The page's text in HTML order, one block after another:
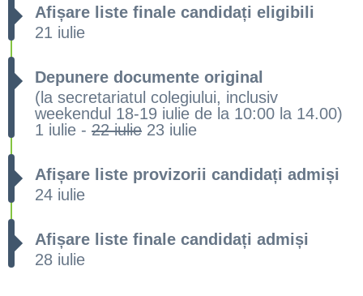
Afișare liste finale candidați eligibili
21 iulie
Depunere documente original
(la secretariatul colegiului, inclusiv
weekendul 18-19 iulie de la 10:00 la 14.00)
1 iulie - 22 iulie 23 iulie
Afișare liste provizorii candidați admiși
24 iulie
Afișare liste finale candidați admiși
28 iulie